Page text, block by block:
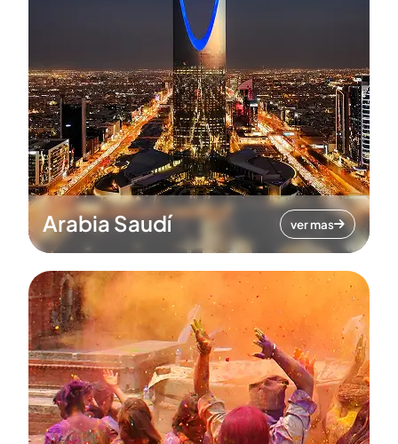
Arabia Saudí ver mas